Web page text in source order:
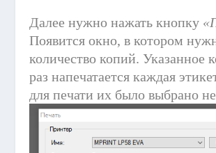
Далее нужно нажать кнопку
Появится окно, в котором
количество копий. Указанное
раз напечатается каждая
для печати их было выбрано